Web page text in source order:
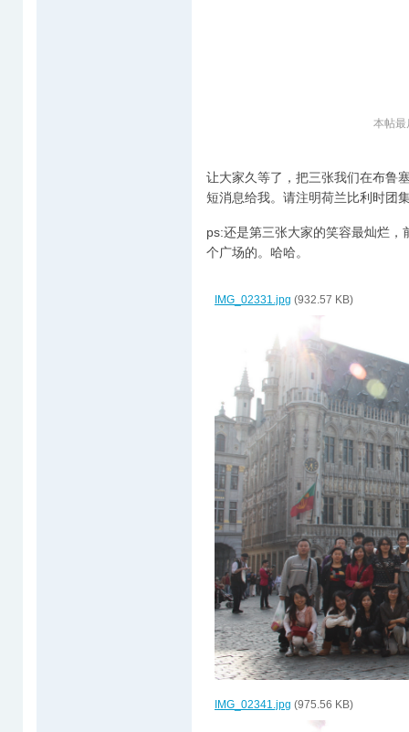
本帖
让大家久等了，把三张我们在布鲁
短消息给我。请注明荷兰比利时团
ps:还是第三张大家的笑容最灿烂
个广场的。哈哈。
IMG_02331.jpg (932.57 KB)
IMG_02341.jpg (975.56 KB)